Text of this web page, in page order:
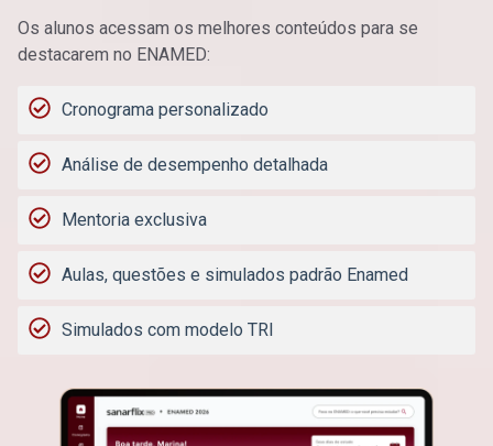
Os alunos acessam os melhores conteúdos para se
destacarem no ENAMED:
Cronograma personalizado
Análise de desempenho detalhada
Mentoria exclusiva
Aulas, questões e simulados padrão Enamed
Simulados com modelo TRI